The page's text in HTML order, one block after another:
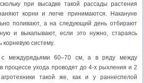
при высадке такой рассады растения
корни и легче принимаются. Накануне
поливают, а на следующий день отбирают
и выкапывают, если это нужно, стараясь
корневую систему.
с междурядьями 60–70 см, а в ряду между
процессе ухода проводят до 4-х рыхления и 2
такой же, как и у раннеспелой